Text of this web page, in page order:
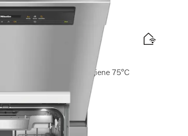
Körbe I AutoDos I Hygiene 75°C